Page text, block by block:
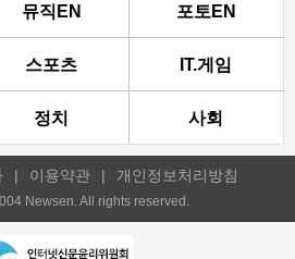
뮤직EN 포토EN
스포츠 IT.게임
정치 사회
| 이용약관 | 개인정보처리방침
Newsen. All rights reserved.